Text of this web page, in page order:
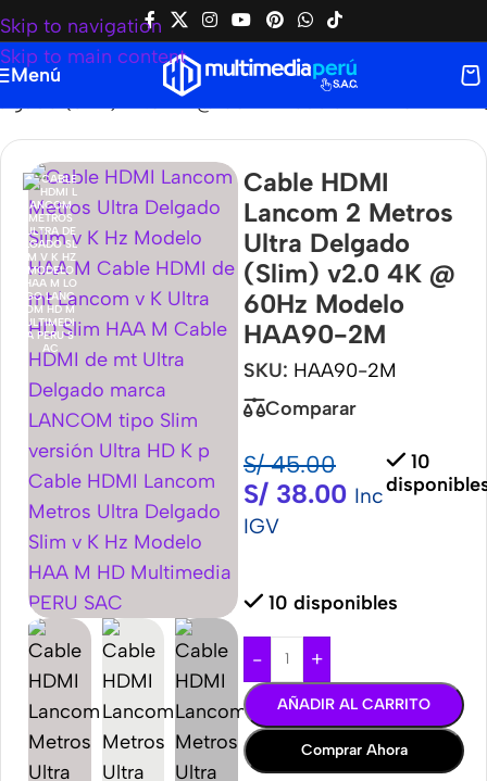
Skip to navigation
Skip to main content
Menú
(Slim) v2.0 4K @ 60Hz Modelo HAA90-2M
Cable HDMI
Lancom 2 Metros
Ultra Delgado
(Slim) v2.0 4K @
60Hz Modelo
HAA90-2M
SKU: HAA90-2M
Comparar
S/45.00
S/ 38.00 Inc
IGV
10
10 disponibles
- +
AÑADIR AL CARRITO
Comprar Ahora